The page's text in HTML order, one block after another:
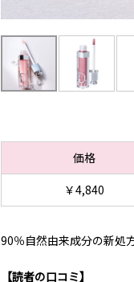
価格
￥4,840
90％自然由来成分の新処
【読者の口コミ】